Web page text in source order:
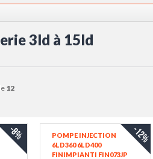
3ld à 15ld
12
-8%
POMPE INJECTION
6LD360 6LD400
FINIMPIANTI FIN073JP
-12%